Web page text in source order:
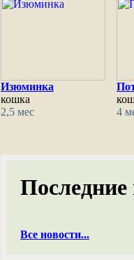
Изюминка
кошка
2,5 мес
4
Последние
Все новости...